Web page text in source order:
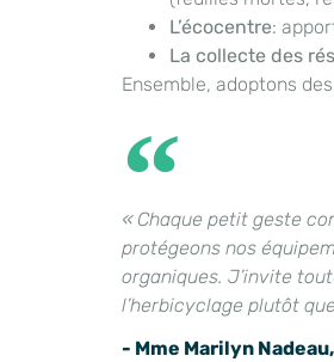
L’écocentre:
La collecte des
Ensemble, adoptons
« Chaque petit geste
protégeons nos
organiques. J’invite
l’herbicyclage plutôt
- Mme Marilyn